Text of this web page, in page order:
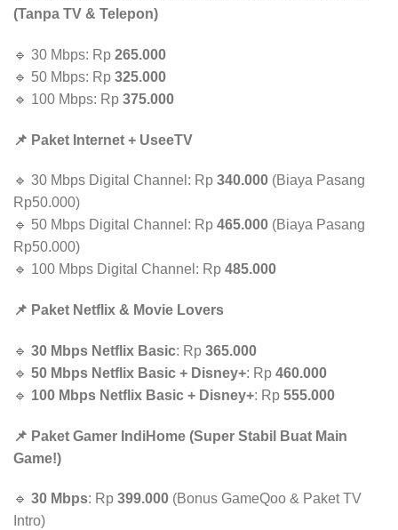
(Tanpa TV & Telepon)
🔹 30 Mbps: Rp 265.000
🔹 50 Mbps: Rp 325.000
🔹 100 Mbps: Rp 375.000
📌 Paket Internet + UseeTV
🔹 30 Mbps Digital Channel: Rp 340.000 (Biaya Pasang
Rp50.000)
🔹 50 Mbps Digital Channel: Rp 465.000 (Biaya Pasang
Rp50.000)
🔹 100 Mbps Digital Channel: Rp 485.000
📌 Paket Netflix & Movie Lovers
🔹 30 Mbps Netflix Basic: Rp 365.000
🔹 50 Mbps Netflix Basic + Disney+: Rp 460.000
🔹 100 Mbps Netflix Basic + Disney+: Rp 555.000
📌 Paket Gamer IndiHome (Super Stabil Buat Main
Game!)
🔹 30 Mbps: Rp 399.000 (Bonus GameQoo & Paket TV
Intro)